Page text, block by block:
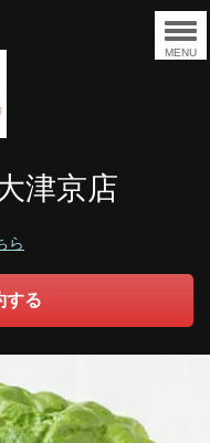
MENU
津京店
ら
する